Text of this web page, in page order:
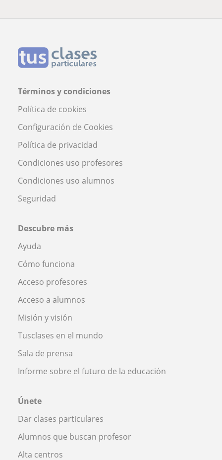
Términos y condiciones
Política de cookies
Configuración de Cookies
Política de privacidad
Condiciones uso profesores
Condiciones uso alumnos
Seguridad
Descubre más
Ayuda
Cómo funciona
Acceso profesores
Acceso a alumnos
Misión y visión
Tusclases en el mundo
Sala de prensa
Informe sobre el futuro de la educación
Únete
Dar clases particulares
Alumnos que buscan profesor
Alta centros